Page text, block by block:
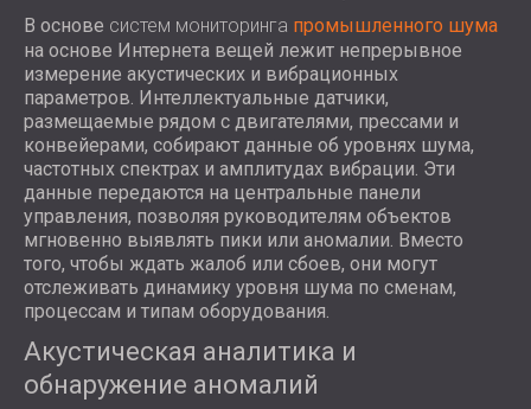
В основе систем мониторинга промышленного шума
на основе Интернета вещей лежит непрерывное
измерение акустических и вибрационных
параметров. Интеллектуальные датчики,
размещаемые рядом с двигателями, прессами и
конвейерами, собирают данные об уровнях шума,
частотных спектрах и амплитудах вибрации. Эти
данные передаются на центральные панели
управления, позволяя руководителям объектов
мгновенно выявлять пики или аномалии. Вместо
того, чтобы ждать жалоб или сбоев, они могут
отслеживать динамику уровня шума по сменам,
процессам и типам оборудования.
Акустическая аналитика и
обнаружение аномалий